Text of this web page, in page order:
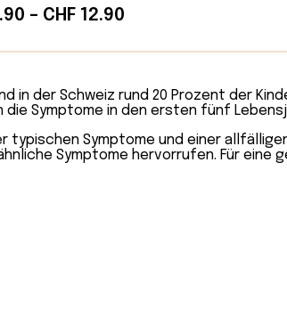
– CHF12.90Preisspanne:
CHF 12.90
in der Schweiz rund 20 Prozent der
Symptome in den ersten fünf
Symptome und einer
Symptome hervorrufen. Für eine